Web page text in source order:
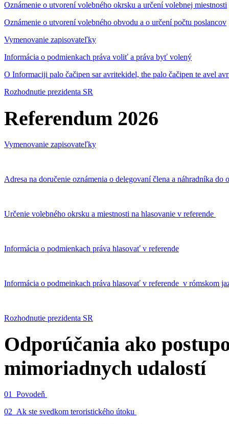
Oznámenie o utvorení volebného okrsku a určení volebnej miestnosti
Oznámenie o utvorení volebného obvodu a o určení počtu poslancov
Vymenovanie zapisovateľky
Informácia o podmienkach práva voliť a práva byť volený
O Informaciji palo čačipen sar avritekidel, the palo čačipen te avel
Rozhodnutie prezidenta SR
Referendum 2026
Vymenovanie zapisovateľky
Adresa na doručenie oznámenia o delegovaní člena a náhradníka
Určenie volebného okrsku a miestnosti na hlasovanie v referende
Informácia o podmienkach práva hlasovať v referende
Informácia o podmeinkach práva hlasovať v referende v rómskom
Rozhodnutie prezidenta SR
Odporúčania ako
mimoriadnych udalostí
01_Povodeň
02_Ak ste svedkom teroristického útoku